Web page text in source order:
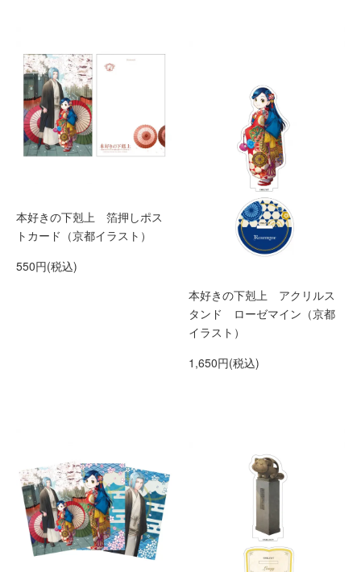
本好きの下剋上 箔押しポス
トカード（京都イラスト）
550円(税込)
本好きの下剋上 アクリルス
タンド ローゼマイン（京都
イラスト）
1,650円(税込)